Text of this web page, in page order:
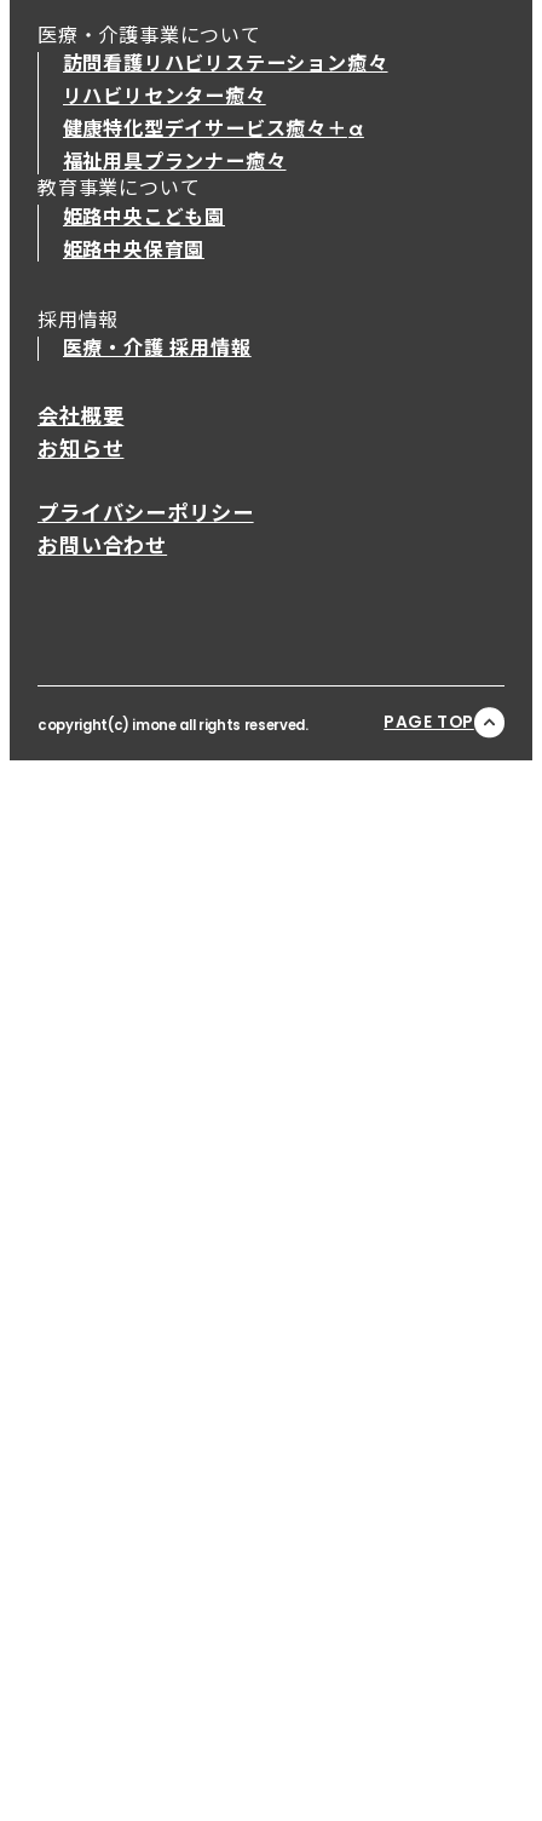
医療・介護事業について
訪問看護リハビリステーション癒々
リハビリセンター癒々
健康特化型デイサービス癒々＋ α
健康特化型デイサービス癒々＋
福祉用具プランナー癒々
教育事業について
姫路中央こども園
姫路中央保育園
採用情報
医療・介護 採用情報
会社概要
お知らせ
プライバシーポリシー
お問い合わせ
copyright(c) imone all rights reserved. PAGE TOP